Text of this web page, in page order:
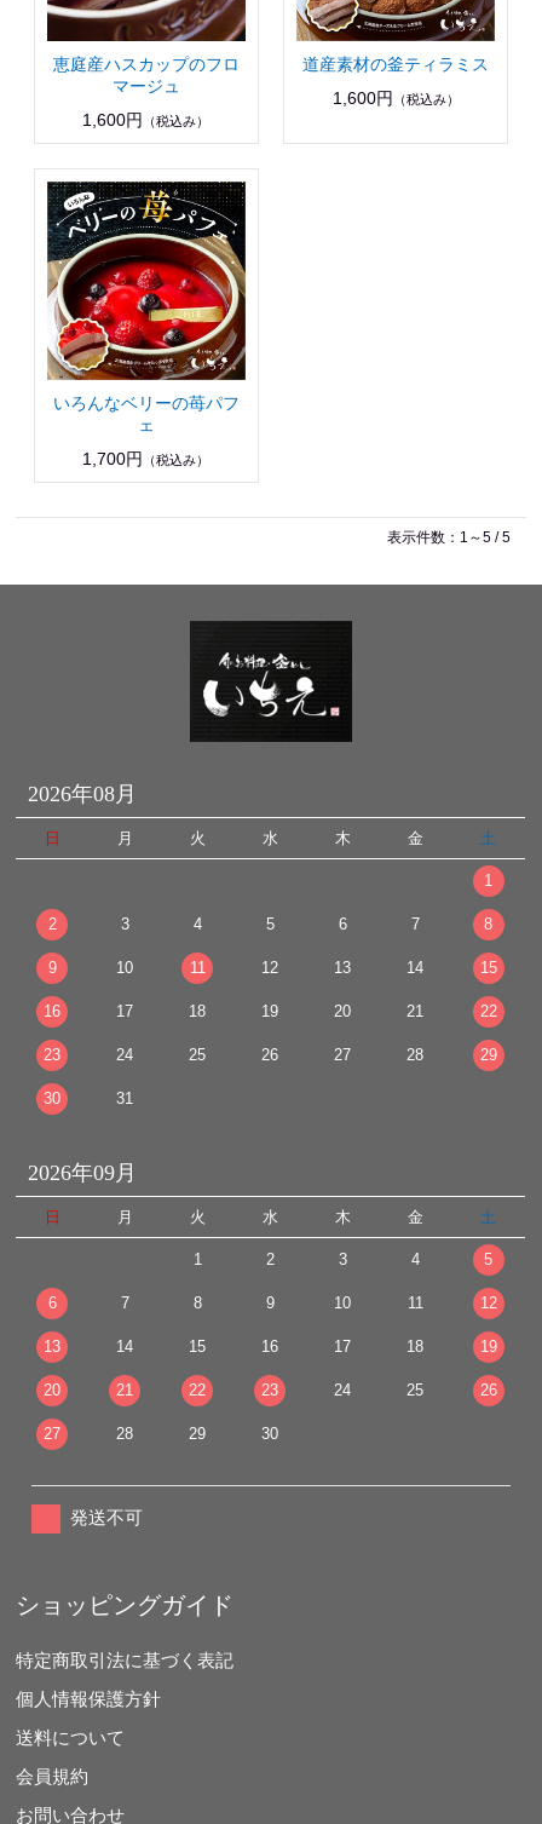
恵庭産ハスカップのフロ
マージュ
1,600円
（税込み）
道産素材の釜ティラミス
1,600円 （税込み）
いろんなベリーの苺パフ
ェ
1,700円
（税込み）
表示件数：1～5 / 5
2026年08月
日 月 火 水 木 金 土
1
2 3 4 5 6 7 8
9 10 11 12 13 14 15
16 17 18 19 20 21 22
23 24 25 26 27 28 29
30 31
2026年09月
日 月 火 水 木 金 土
1 2 3 4 5
6 7 8 9 10 11 12
13 14 15 16 17 18 19
20 21 22 23 24 25 26
27 28 29 30
発送不可
ショッピングガイド
特定商取引法に基づく表記
個人情報保護方針
送料について
会員規約
お問い合わせ